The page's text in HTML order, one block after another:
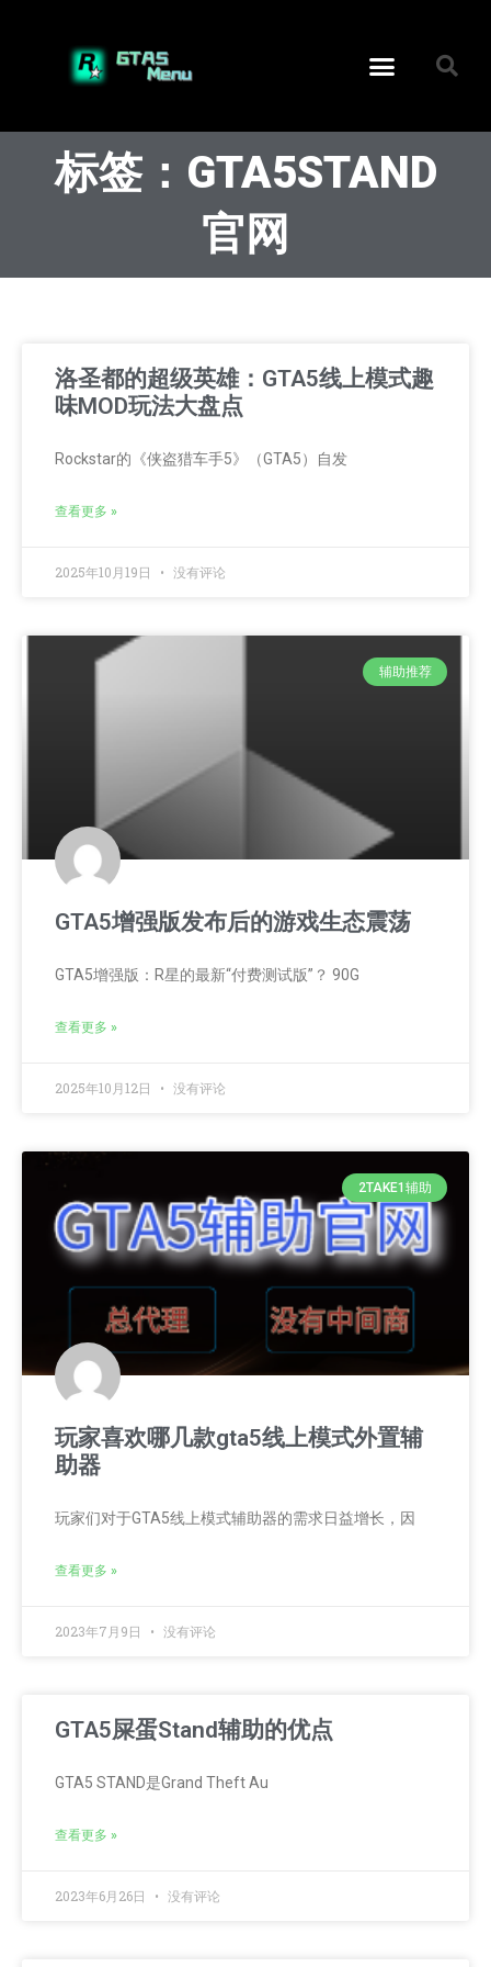
标签：GTA5STAND
官网
洛圣都的超级英雄：GTA5线上模式趣
味MOD玩法大盘点
Rockstar的《侠盗猎车手5》（GTA5）自发
查看更多 »
2025年10月19日 没有评论
辅助推荐
GTA5增强版发布后的游戏生态震荡
GTA5增强版：R星的最新“付费测试版”？ 90G
查看更多 »
2025年10月12日 没有评论
2TAKE1辅助
玩家喜欢哪几款gta5线上模式外置辅
助器
玩家们对于GTA5线上模式辅助器的需求日益增长，因
查看更多 »
2023年7月9日 没有评论
GTA5屎蛋Stand辅助的优点
GTA5 STAND是Grand Theft Au
查看更多 »
2023年6月26日 没有评论